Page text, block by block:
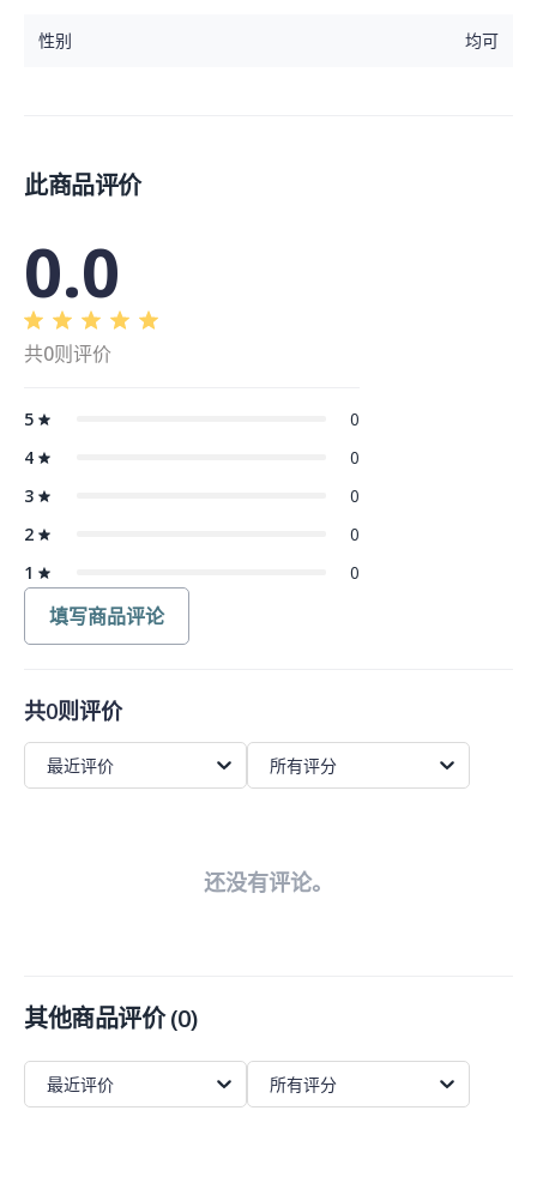
性别 均可
此商品评价
0.0
共0则评价
5
0
4
0
3
0
2
0
1
0
填写商品评论
共0则评价
最近评价 所有评分
还没有评论。
其他商品评价(0)
最近评价 所有评分